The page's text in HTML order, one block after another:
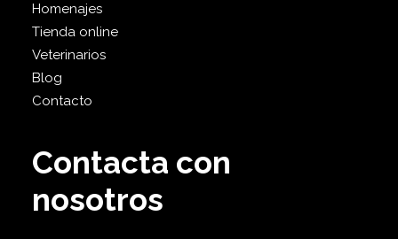
Homenajes
Tienda online
Veterinarios
Blog
Contacto
Contacta con
nosotros